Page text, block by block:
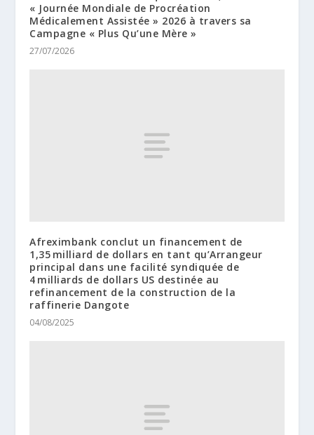
« Journée Mondiale de Procréation
Médicalement Assistée » 2026 à travers sa
Campagne « Plus Qu’une Mère »
27/07/2026
Afreximbank conclut un financement de
1,35 milliard de dollars en tant qu’Arrangeur
principal dans une facilité syndiquée de
4 milliards de dollars US destinée au
refinancement de la construction de la
raffinerie Dangote
04/08/2025